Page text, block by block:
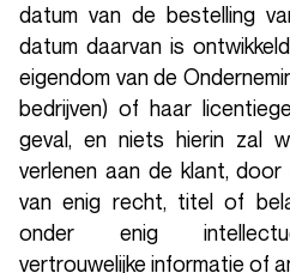
datum van de bestelling
datum daarvan is
eigendom van de
bedrijven) of haar
geval, en niets hierin zal
verlenen aan de klant,
van enig recht, titel of
onder enig
vertrouwelijke informatie of